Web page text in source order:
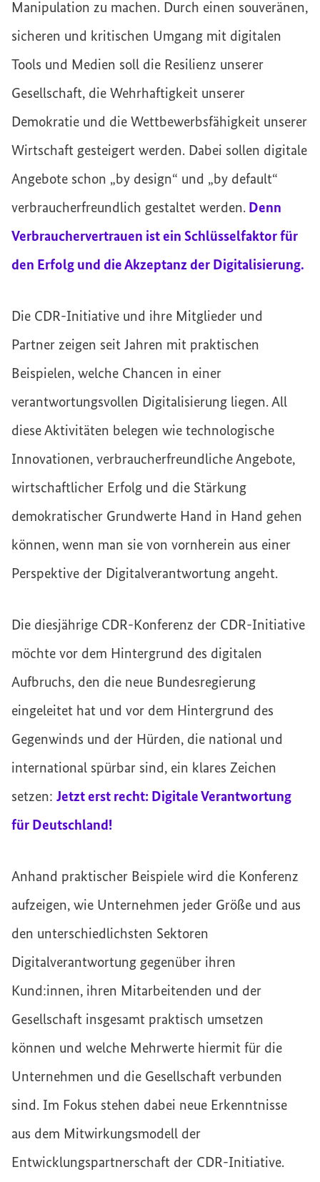
Manipulation zu machen. Durch einen souveränen,
sicheren und kritischen Umgang mit digitalen
Tools und Medien soll die Resilienz unserer
Gesellschaft, die Wehrhaftigkeit unserer
Demokratie und die Wettbewerbsfähigkeit unserer
Wirtschaft gesteigert werden. Dabei sollen digitale
Angebote schon „by design“ und „by default“
verbraucherfreundlich gestaltet werden. Denn
Verbrauchervertrauen ist ein Schlüsselfaktor für
den Erfolg und die Akzeptanz der Digitalisierung.
Die CDR-Initiative und ihre Mitglieder und
Partner zeigen seit Jahren mit praktischen
Beispielen, welche Chancen in einer
verantwortungsvollen Digitalisierung liegen. All
diese Aktivitäten belegen wie technologische
Innovationen, verbraucherfreundliche Angebote,
wirtschaftlicher Erfolg und die Stärkung
demokratischer Grundwerte Hand in Hand gehen
können, wenn man sie von vornherein aus einer
Perspektive der Digitalverantwortung angeht.
Die diesjährige CDR-Konferenz der CDR-Initiative
möchte vor dem Hintergrund des digitalen
Aufbruchs, den die neue Bundesregierung
eingeleitet hat und vor dem Hintergrund des
Gegenwinds und der Hürden, die national und
international spürbar sind, ein klares Zeichen
setzen: Jetzt erst recht: Digitale Verantwortung
für Deutschland!
Anhand praktischer Beispiele wird die Konferenz
aufzeigen, wie Unternehmen jeder Größe und aus
den unterschiedlichsten Sektoren
Digitalverantwortung gegenüber ihren
Kund:innen, ihren Mitarbeitenden und der
Gesellschaft insgesamt praktisch umsetzen
können und welche Mehrwerte hiermit für die
Unternehmen und die Gesellschaft verbunden
sind. Im Fokus stehen dabei neue Erkenntnisse
aus dem Mitwirkungsmodell der
Entwicklungspartnerschaft der CDR-Initiative.